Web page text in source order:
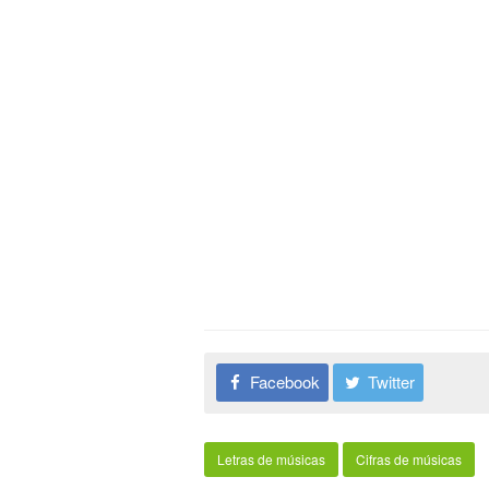
Facebook Twitter
Letras de músicas Cifras de músicas